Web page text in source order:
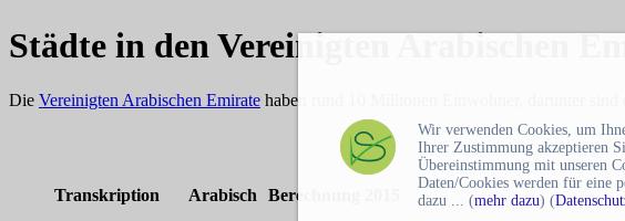
Wir verwenden Cookies, um
Ihrer Zustimmung akzeptieren
Übereinstimmung mit unseren
Daten/Cookies werden für eine
dazu ... (mehr dazu) (
Städte in den Vereinigten Arabischen
Die Vereinigten Arabischen Emirate haben rund 10 Millionen Einwohner, darunter
Transkription Arabisch Berechnung 2015